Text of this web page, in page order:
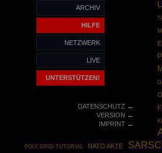
ARCHIV
HILFE
NETZWERK
LIVE
UNTERSTÜTZEN!
DATENSCHUTZ←
VERSION ←
IMPRINT←
POLY GRID TUTORIAL NATO AKTE